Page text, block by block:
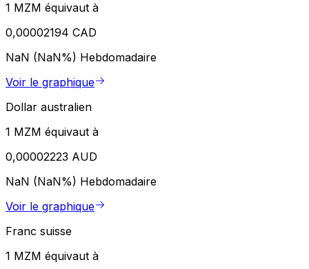
1 MZM équivaut à
0,00002194 CAD
NaN (NaN%) Hebdomadaire
Voir le graphique
Dollar australien
1 MZM équivaut à
0,00002223 AUD
NaN (NaN%) Hebdomadaire
Voir le graphique
Franc suisse
1 MZM équivaut à